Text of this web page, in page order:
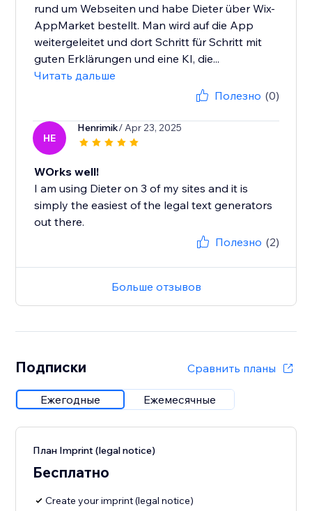
rund um Webseiten und habe Dieter über Wix-
AppMarket bestellt. Man wird auf die App
weitergeleitet und dort Schritt für Schritt mit
guten Erklärungen und eine KI, die...
Читать дальше
Полезно (0)
HE
Henrimik/ Apr 23, 2025
WOrks well!
I am using Dieter on 3 of my sites and it is
simply the easiest of the legal text generators
out there.
Полезно (2)
Больше отзывов
Подписки Сравнить планы
Ежегодные Ежемесячные
План Imprint (legal notice)
Бесплатно
Create your imprint (legal notice)